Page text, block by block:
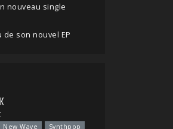
nouveau single
de son nouvel EP
New Wave Synthpop